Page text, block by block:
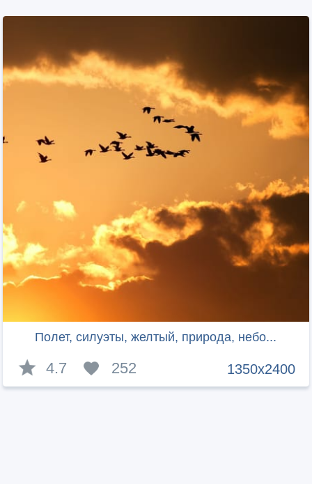
Полет, силуэты, желтый, природа, небо...
1350x2400
4.7 252